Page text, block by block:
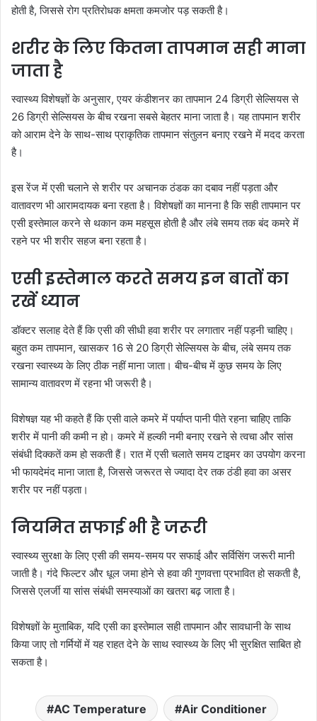
होती है, जिससे रोग प्रतिरोधक क्षमता कमजोर पड़ सकती है।
शरीर के लिए कितना तापमान सही माना
जाता है
स्वास्थ्य विशेषज्ञों के अनुसार, एयर कंडीशनर का तापमान 24 डिग्री सेल्सियस से
26 डिग्री सेल्सियस के बीच रखना सबसे बेहतर माना जाता है। यह तापमान शरीर
को आराम देने के साथ-साथ प्राकृतिक तापमान संतुलन बनाए रखने में मदद करता
है।
इस रेंज में एसी चलाने से शरीर पर अचानक ठंडक का दबाव नहीं पड़ता और
वातावरण भी आरामदायक बना रहता है। विशेषज्ञों का मानना है कि सही तापमान पर
एसी इस्तेमाल करने से थकान कम महसूस होती है और लंबे समय तक बंद कमरे में
रहने पर भी शरीर सहज बना रहता है।
एसी इस्तेमाल करते समय इन बातों का
रखें ध्यान
डॉक्टर सलाह देते हैं कि एसी की सीधी हवा शरीर पर लगातार नहीं पड़नी चाहिए।
बहुत कम तापमान, खासकर 16 से 20 डिग्री सेल्सियस के बीच, लंबे समय तक
रखना स्वास्थ्य के लिए ठीक नहीं माना जाता। बीच-बीच में कुछ समय के लिए
सामान्य वातावरण में रहना भी जरूरी है।
विशेषज्ञ यह भी कहते हैं कि एसी वाले कमरे में पर्याप्त पानी पीते रहना चाहिए ताकि
शरीर में पानी की कमी न हो। कमरे में हल्की नमी बनाए रखने से त्वचा और सांस
संबंधी दिक्कतें कम हो सकती हैं। रात में एसी चलाते समय टाइमर का उपयोग करना
भी फायदेमंद माना जाता है, जिससे जरूरत से ज्यादा देर तक ठंडी हवा का असर
शरीर पर नहीं पड़ता।
नियमित सफाई भी है जरूरी
स्वास्थ्य सुरक्षा के लिए एसी की समय-समय पर सफाई और सर्विसिंग जरूरी मानी
जाती है। गंदे फिल्टर और धूल जमा होने से हवा की गुणवत्ता प्रभावित हो सकती है,
जिससे एलर्जी या सांस संबंधी समस्याओं का खतरा बढ़ जाता है।
विशेषज्ञों के मुताबिक, यदि एसी का इस्तेमाल सही तापमान और सावधानी के साथ
किया जाए तो गर्मियों में यह राहत देने के साथ स्वास्थ्य के लिए भी सुरक्षित साबित हो
सकता है।
AC Temperature Air Conditioner